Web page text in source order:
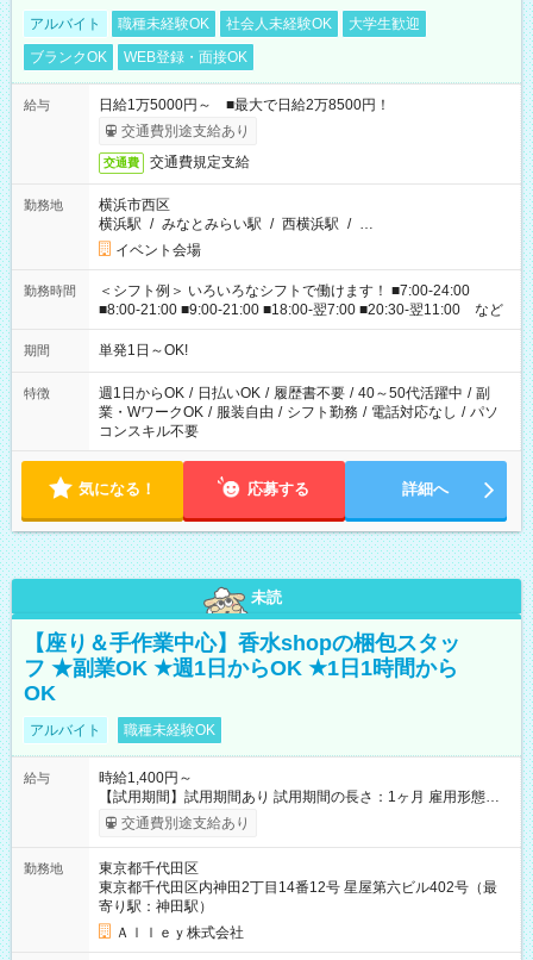
アルバイト 職種未経験OK 社会人未経験OK
大学生歓迎
ブランクOK
WEB登録・面接OK
給与
日給1万5000円～ ■最大で日給2万8500円！
交通費別途支給あり
交通費 交通費規定支給
勤務地
横浜市西区
横浜駅 / みなとみらい駅 / 西横浜駅 / …
イベント会場
勤務時間
＜シフト例＞ いろいろなシフトで働けます！ ■7:00-24:00
■8:00-21:00 ■9:00-21:00 ■18:00-翌7:00 ■20:30-翌11:00 など
期間 単発1日～OK!
特徴 週1日からOK / 日払いOK / 履歴書不要 / 40～50代活躍中 / 副
業・WワークOK / 服装自由 / シフト勤務 / 電話対応なし / パソ
コンスキル不要
気になる！ 応募する 詳細へ
未読
【座り＆手作業中心】香水shopの梱包スタッ
フ ★副業OK ★週1日からOK ★1日1時間から
OK
アルバイト 職種未経験OK
給与
時給1,400円～
【試用期間】試用期間あり 試用期間の長さ：1ヶ月 雇用形態、
給与は本採用時と同じです。
交通費別途支給あり
勤務地
東京都千代田区
東京都千代田区内神田2丁目14番12号 星屋第六ビル402号（最
寄り駅：神田駅）
Ａｌｌｅｙ株式会社